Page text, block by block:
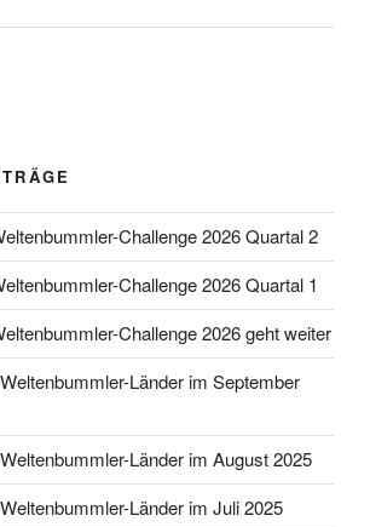
Challenge 2026 Quartal 2
Challenge 2026 Quartal 1
Challenge 2026 geht weiter
Länder im September
Länder im August 2025
Länder im Juli 2025